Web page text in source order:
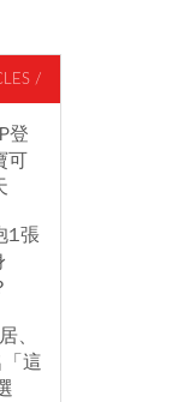
/
登
可
1張
、
這